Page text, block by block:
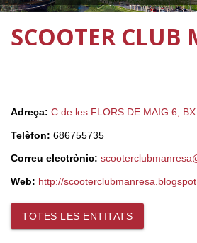
SCOOTER CLUB
Adreça: C de les FLORS DE MAIG 6,
Telèfon: 686755735
Correu electrònic:
Web: http://
TOTES LES ENTITATS